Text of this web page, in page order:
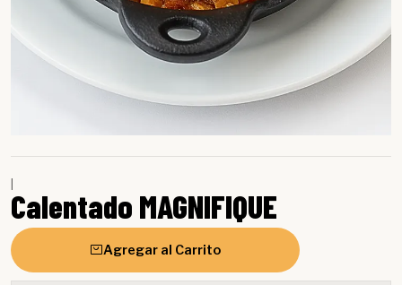
Calentado MAGNIFIQUE
Agregar al Carrito